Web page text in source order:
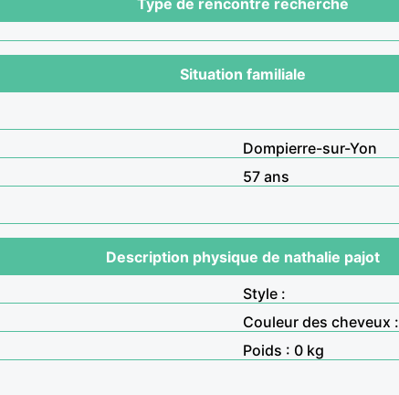
Situation familiale
Dompierre-sur-Yon
57 ans
Description physique de nathalie pajot
Style :
Couleur des cheveux :
Poids : 0 kg